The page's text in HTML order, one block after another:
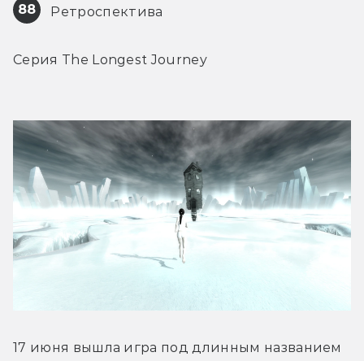
88 Ретроспектива
Серия The Longest Journey
17 июня вышла игра под длинным названием